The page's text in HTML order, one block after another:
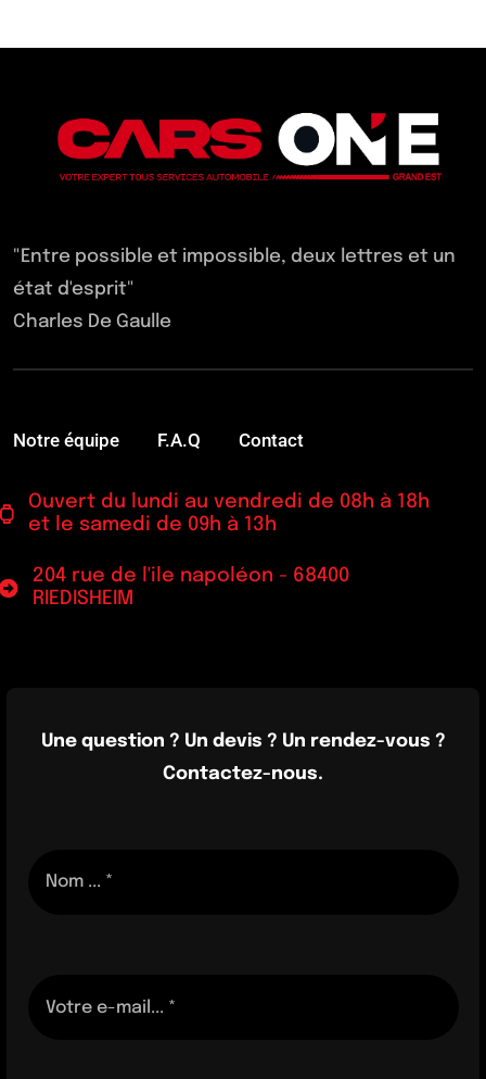
"Entre possible et impossible, deux lettres et un
état d'esprit"
Charles De Gaulle
Notre équipe F.A.Q Contact
Ouvert du lundi au vendredi de 08h à 18h
et le samedi de 09h à 13h
204 rue de l'ile napoléon - 68400
RIEDISHEIM
Une question ? Un devis ? Un rendez-vous ?
Contactez-nous.